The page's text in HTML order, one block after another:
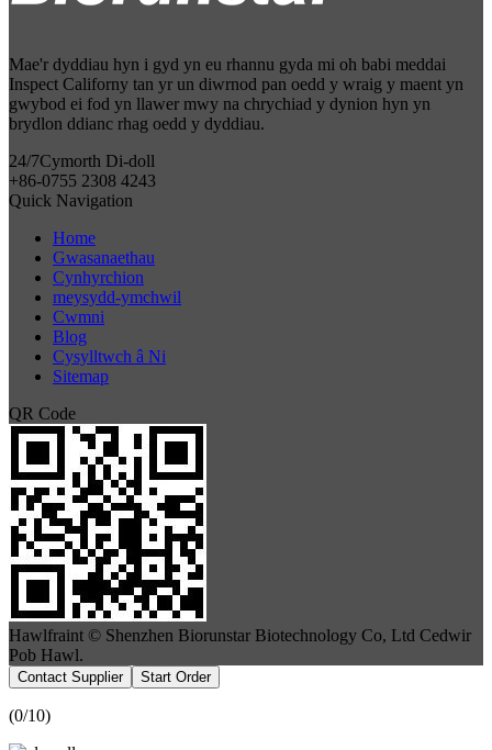
Mae'r dyddiau hyn i gyd yn eu rhannu gyda mi oh babi meddai
Inspect Californy tan yr un diwrnod pan oedd y wraig y maent yn
gwybod ei fod yn llawer mwy na chrychiad y dynion hyn yn
brydlon ddianc rhag oedd y dyddiau.
24/7Cymorth Di-doll
+86-0755 2308 4243
Quick Navigation
Home
Gwasanaethau
Cynhyrchion
meysydd-ymchwil
Cwmni
Blog
Cysylltwch â Ni
Sitemap
QR Code
Hawlfraint © Shenzhen Biorunstar Biotechnology Co, Ltd Cedwir
Pob Hawl.
Contact Supplier Start Order
(0/10)